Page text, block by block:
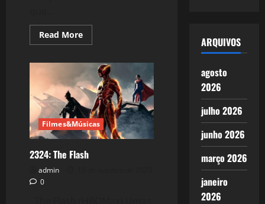
Read MoreRead
more
Seleção
Brasileira
em
longa
decadência
Filmes&Músicas
2324: The Flash
admin
0
ARQUIVOS
agosto
2026
julho 2026
junho 2026
março 2026
janeiro
2026